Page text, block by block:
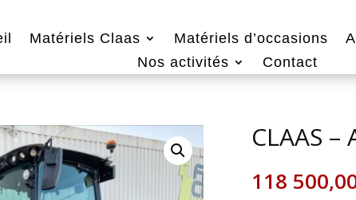
Matériels Claas Matériels d’occasions
Nos activités
Contact
CLAAS –
118